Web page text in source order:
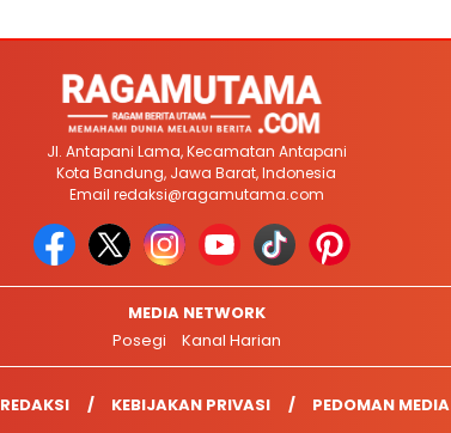
Jl. Antapani Lama, Kecamatan Antapani
Kota Bandung, Jawa Barat, Indonesia
Email redaksi@ragamutama.com
MEDIA NETWORK
Posegi
Kanal Harian
REDAKSI KEBIJAKAN PRIVASI PEDOMAN